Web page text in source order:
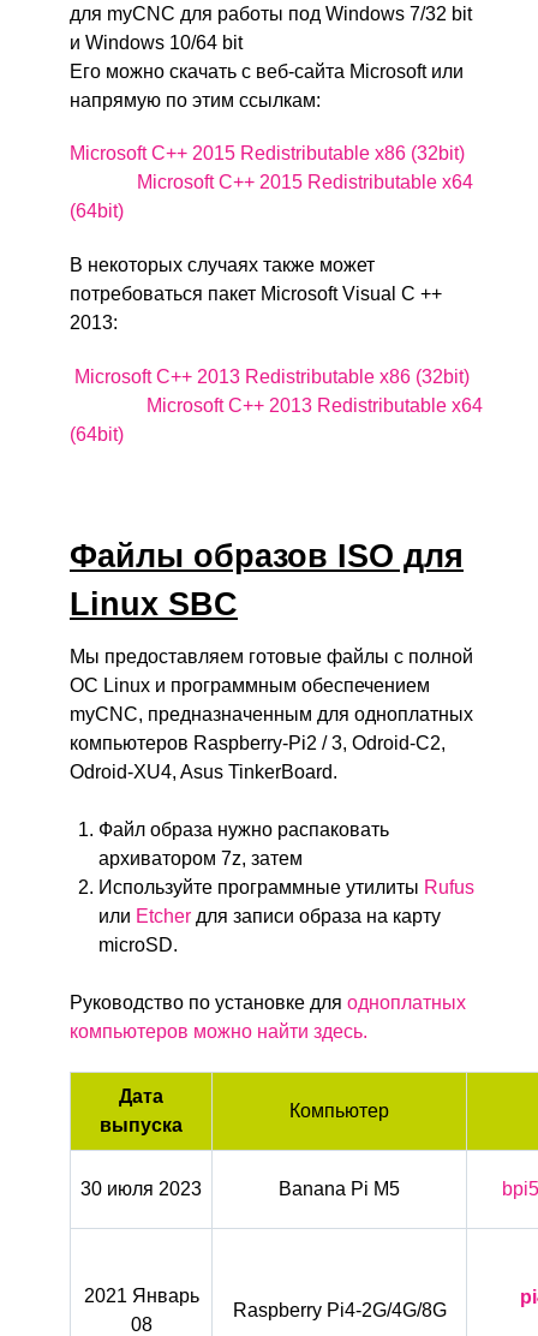
для myCNC для работы под Windows 7/32 bit
и Windows 10/64 bit
Его можно скачать с веб-сайта Microsoft или
напрямую по этим ссылкам:
Microsoft C++ 2015 Redistributable x86 (32bit)
Microsoft C++ 2015 Redistributable x64
(64bit)
В некоторых случаях также может
потребоваться пакет Microsoft Visual C ++
2013:
Microsoft C++ 2013 Redistributable x86 (32bit)
Microsoft C++ 2013 Redistributable x64
(64bit)
Файлы образов ISO для
Linux SBC
Мы предоставляем готовые файлы с полной
ОС Linux и программным обеспечением
myCNC, предназначенным для одноплатных
компьютеров Raspberry-Pi2 / 3, Odroid-C2,
Odroid-XU4, Asus TinkerBoard.
Файл образа нужно распаковать
архиватором 7z, затем
Используйте программные утилиты Rufus
или Etcher для записи образа на карту
microSD.
Руководство по установке для одноплатных
компьютеров можно найти здесь.
Дата
выпуска
Компьютер
30 июля 2023 Banana Pi M5
2021 Январь
08
Raspberry Pi4-2G/4G/8G